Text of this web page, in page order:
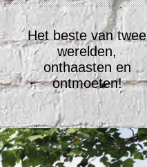
Het beste van twee
werelden,
onthaasten en
ontmoeten!